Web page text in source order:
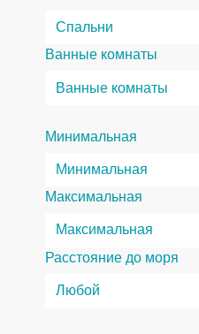
Ванные комнаты
Минимальная
Максимальная
Расстояние до моря